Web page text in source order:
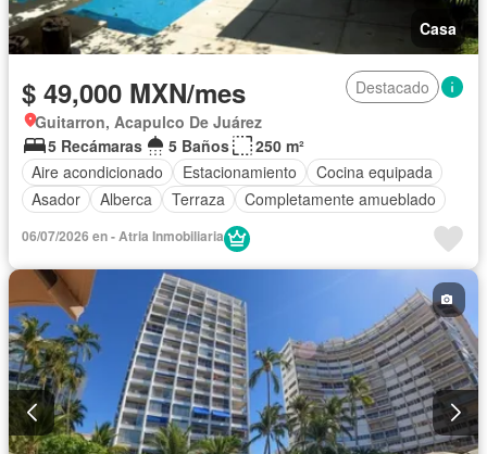
Casa
$ 49,000 MXN/mes
Destacado
Guitarron, Acapulco De Juárez
5 Recámaras
5 Baños
250 m²
Aire acondicionado
Estacionamiento
Cocina equipada
Asador
Alberca Terraza Completamente amueblado
06/07/2026 en - Atria Inmobiliaria